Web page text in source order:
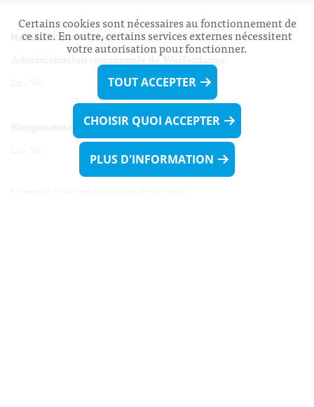
Heures d’ouverture:
Administration communale de Walferdange
Lu - Ve 08h00 - 11h30
13h30 - 16h00
Lu - Ve 08h00 - 11h30
13h30 - 16h00
Certains cookies sont nécessaires au fonctionnement de
ce site. En outre, certains services externes nécessitent
votre autorisation pour fonctionner.
TOUT ACCEPTER
CHOISIR QUOI ACCEPTER
PLUS D'INFORMATION